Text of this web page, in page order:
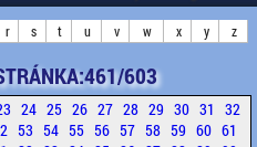
r s t u v w x y z
603
24 25 26 27 28 29 30 31 32
53 54 55 56 57 58 59 60 61